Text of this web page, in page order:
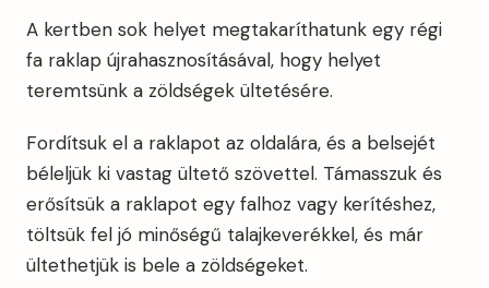
A kertben sok helyet megtakaríthatunk egy régi
fa raklap újrahasznosításával, hogy helyet
teremtsünk a zöldségek ültetésére.
Fordítsuk el a raklapot az oldalára, és a belsejét
béleljük ki vastag ültető szövettel. Támasszuk és
erősítsük a raklapot egy falhoz vagy kerítéshez,
töltsük fel jó minőségű talajkeverékkel, és már
ültethetjük is bele a zöldségeket.